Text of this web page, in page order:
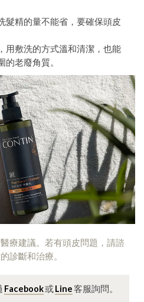
髮精的量不能省，要確保頭皮
用敷洗的方式溫和清潔，也能
老廢角質。
療建議。若有頭皮問題，請諮
診斷和治療。
Facebook或Line客服詢問。